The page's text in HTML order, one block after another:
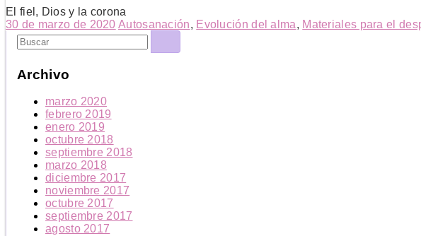
El fiel, Dios y la corona
30 de marzo de 2020 Autosanación, Evolución del alma, Materiales para el
Archivo
marzo 2020
febrero 2019
enero 2019
octubre 2018
septiembre 2018
marzo 2018
diciembre 2017
noviembre 2017
octubre 2017
septiembre 2017
agosto 2017